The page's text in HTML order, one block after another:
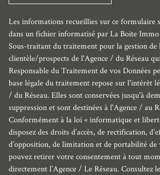
Les informations recueillies sur ce formulaire
dans un fichier informatisé par La Boite Immo
Sous-traitant du traitement pour la gestion de
clientèle/prospects de l'Agence / du Réseau
Responsable du Traitement de vos Données
base légale du traitement repose sur l'intérêt
/ du Réseau. Elles sont conservées jusqu'à
suppression et sont destinées à l'Agence / au
Conformément à la loi « informatique et
disposez des droits d’accès, de rectification,
d’opposition, de limitation et de portabilité de
pouvez retirer votre consentement à tout
directement l’Agence / Le Réseau. Consultez